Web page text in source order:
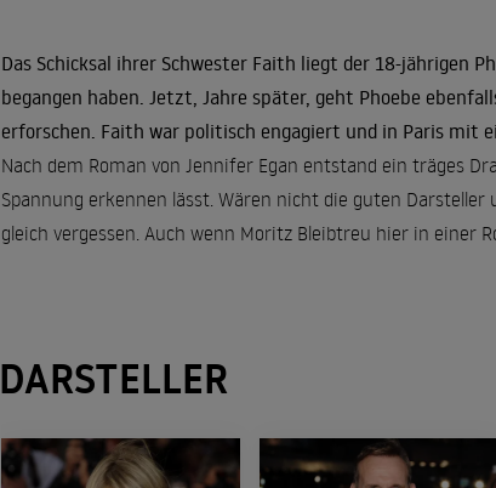
Das Schicksal ihrer Schwester Faith liegt der 18-jährigen
begangen haben. Jetzt, Jahre später, geht Phoebe
erforschen. Faith war politisch engagiert und in Paris mit
Nach dem Roman von Jennifer Egan entstand ein träges
Spannung erkennen lässt. Wären nicht die guten
gleich vergessen. Auch wenn Moritz Bleibtreu hier in einer
DARSTELLER